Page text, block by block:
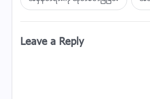
Leave a Reply